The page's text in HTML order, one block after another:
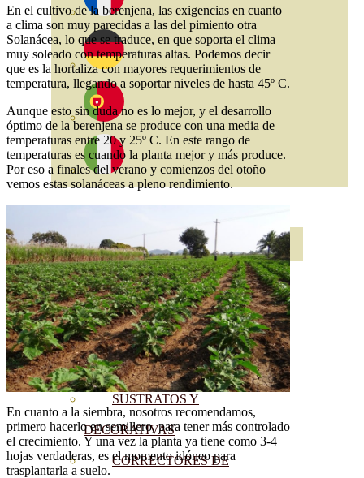
ABONOS ECO
VER TODOS
ABONOS LÍQUIDOS
ABONOS SOLIDOS
BIOESTIMULANTES
SUSTRATOS Y
DECORATIVAS
CORRECTORES DE
En el cultivo de la berenjena, las exigencias en cuanto
a clima son muy parecidas a las del pimiento otra
Solanácea, lo que se traduce, en que soporta el clima
muy soleado con temperaturas altas. Podemos decir
que es la hortaliza con mayores requerimientos de
temperatura, llegando a soportar niveles de hasta 45º C.
Aunque esto sin duda no es lo mejor, y el desarrollo
óptimo de la berenjena se produce con una media de
temperaturas entre 20 y 25º C. En este rango de
temperaturas es cuando la planta mejor y más produce.
Por eso a finales del verano y comienzos del otoño
vemos estas solanáceas a pleno rendimiento.
En cuanto a la siembra, nosotros recomendamos,
primero hacerlo en semillero, para tener más controlado
el crecimiento. Y una vez la planta ya tiene como 3-4
hojas verdaderas, es el momento idóneo para
trasplantarla a suelo.